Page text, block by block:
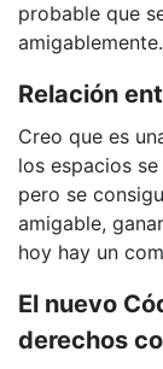
probable que
amigablemente.
Relación
Creo que es
los espacios
pero se
amigable,
hoy hay un
El nuevo
derechos